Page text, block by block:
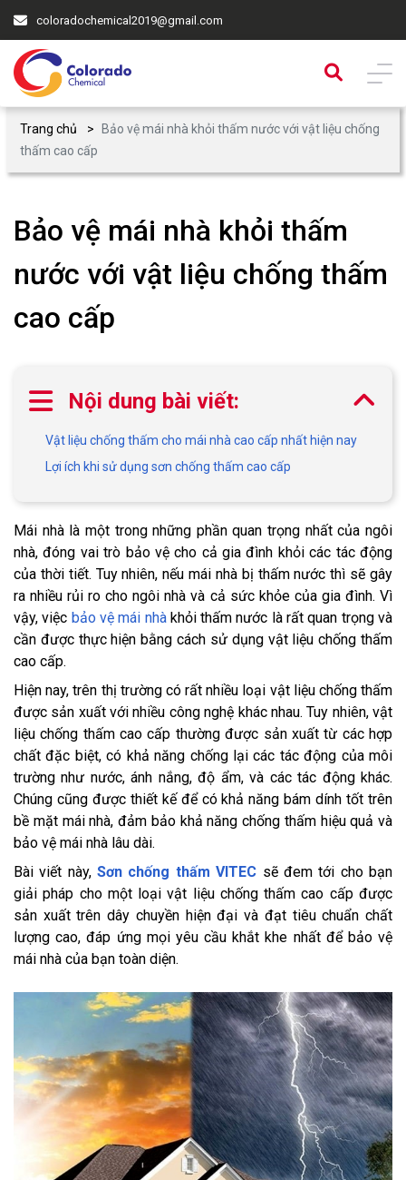
coloradochemical2019@gmail.com
Trang chủ
Bảo vệ mái nhà khỏi thấm nước với vật liệu chống
thấm cao cấp
Bảo vệ mái nhà khỏi thấm
nước với vật liệu chống thấm
cao cấp
Nội dung bài viết:
Vật liệu chống thấm cho mái nhà cao cấp nhất hiện nay
Lợi ích khi sử dụng sơn chống thấm cao cấp
Mái nhà là một trong những phần quan trọng nhất của ngôi
nhà, đóng vai trò bảo vệ cho cả gia đình khỏi các tác động
của thời tiết. Tuy nhiên, nếu mái nhà bị thấm nước thì sẽ gây
ra nhiều rủi ro cho ngôi nhà và cả sức khỏe của gia đình. Vì
vậy, việc bảo vệ mái nhàkhỏi thấm nước là rất quan trọng và
cần được thực hiện bằng cách sử dụng vật liệu chống thấm
cao cấp.
Hiện nay, trên thị trường có rất nhiều loại vật liệu chống thấm
được sản xuất với nhiều công nghệ khác nhau. Tuy nhiên, vật
liệu chống thấm cao cấp thường được sản xuất từ các hợp
chất đặc biệt, có khả năng chống lại các tác động của môi
trường như nước, ánh nắng, độ ẩm, và các tác động khác.
Chúng cũng được thiết kế để có khả năng bám dính tốt trên
bề mặt mái nhà, đảm bảo khả năng chống thấm hiệu quả và
bảo vệ mái nhà lâu dài.
Bài viết này,Sơn chống thấm VITEC sẽ đem tới cho bạn
giải pháp cho một loại vật liệu chống thấm cao cấp được
sản xuất trên dây chuyền hiện đại và đạt tiêu chuẩn chất
lượng cao, đáp ứng mọi yêu cầu khắt khe nhất để bảo vệ
mái nhà của bạn toàn diện.